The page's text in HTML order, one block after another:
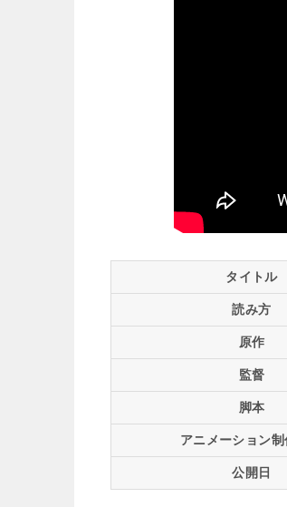
タイトル
読み方
原作
監督
脚本
アニメーション
公開日